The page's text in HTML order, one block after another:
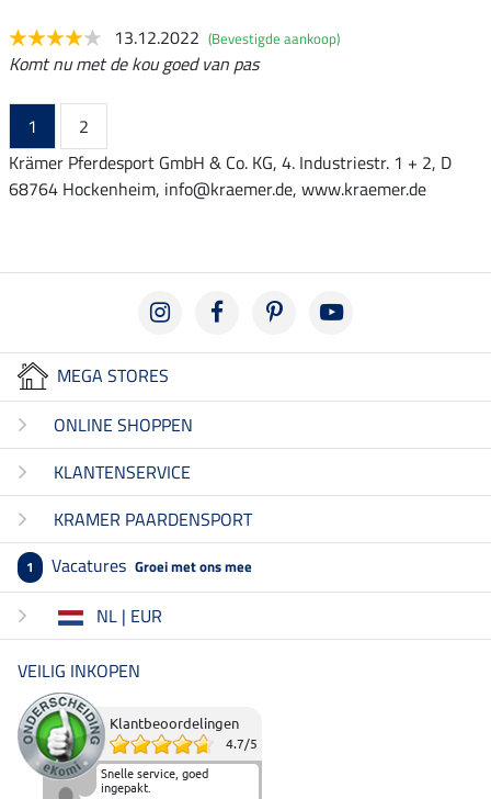
13.12.2022 (Bevestigde aankoop)
Komt nu met de kou goed van pas
1
2
Krämer Pferdesport GmbH & Co. KG, 4. Industriestr. 1 + 2, D
68764 Hockenheim, info@kraemer.de, www.kraemer.de
MEGA STORES
ONLINE SHOPPEN
KLANTENSERVICE
KRAMER PAARDENSPORT
1 Vacatures Groei met ons mee
NL | EUR
VEILIG INKOPEN
Klantbeoordelingen
4.7/5
Snelle service, goed
ingepakt.